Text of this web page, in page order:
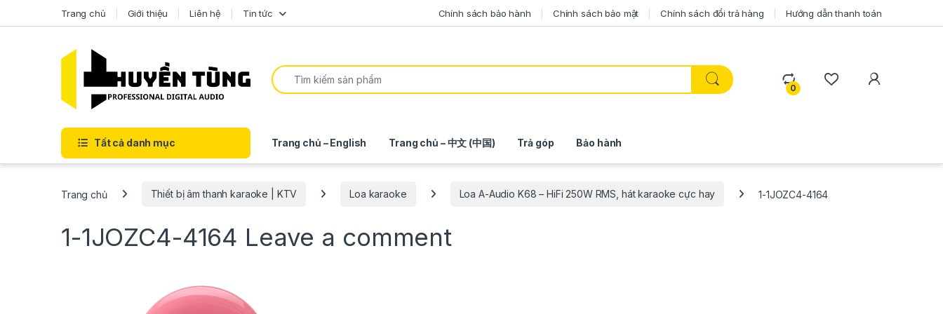
Trang chủ Giới thiệu Liên hệ Tin tức Chính sách bảo hành Chính sách bảo mật Chính sách đổi trả hàng Hướng dẫn thanh toán
0
Tất cả danh mục Trang chủ – English Trang chủ – 中文 (中国) Trả góp Bảo hành
Trang chủ Thiết bị âm thanh karaoke | KTV Loa karaoke Loa A-Audio K68 – HiFi 250W RMS, hát karaoke cực hay 1-1JOZC4-4164
1-1JOZC4-4164 Leave a comment